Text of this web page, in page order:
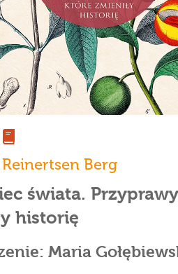
Berg
świata.
historię
Maria